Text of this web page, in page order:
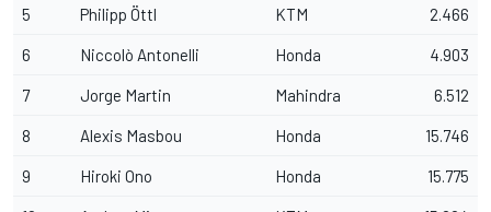
5 Philipp Öttl KTM 2.466
6 Niccolò Antonelli Honda 4.903
7 Jorge Martin Mahindra 6.512
8 Alexis Masbou Honda 15.746
9 Hiroki Ono Honda 15.775